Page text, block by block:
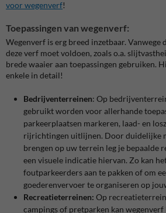
voor wegenverf!
Toepassingen van wegenverf:
Wegenverf is erg breed inzetbaar. Vanwege
deze verf moet voldoen, zoals o.a.
brede waaier aan toepassingen gebruiken.
enkele in detail!
Bedrijventerreinen: Op
gebruikt worden voor allerhande
parkeerplaatsen markeren, laad- en
rijrichtingen uitlijnen. Door duidelijke
brengen op uw terrein leg je bepaalde
een visuele indicatie hiervan. Zo kan
foutparkeerders aan te pakken of om
goederenvervoer te organiseren op
Recreatieterreinen: Op
campings of pretparken kan wegenverf